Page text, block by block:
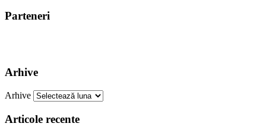
Parteneri
Arhive
Arhive
Articole recente